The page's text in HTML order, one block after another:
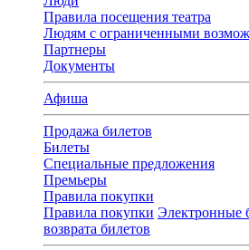
Правила посещения театра
Людям с ограниченными
Партнеры
Документы
Афиша
Продажа билетов
Билеты
Специальные предложения
Премьеры
Правила покупки
Правила покупки Электронные
возврата билетов